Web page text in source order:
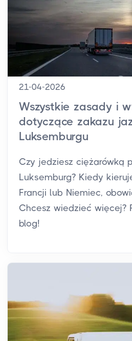
21-04-2026
Wszystkie zasady i
dotyczące zakazu
Luksemburgu
Czy jedziesz ciężarówką
Luksemburg? Kiedy
Francji lub Niemiec,
Chcesz wiedzieć więcej?
blog!